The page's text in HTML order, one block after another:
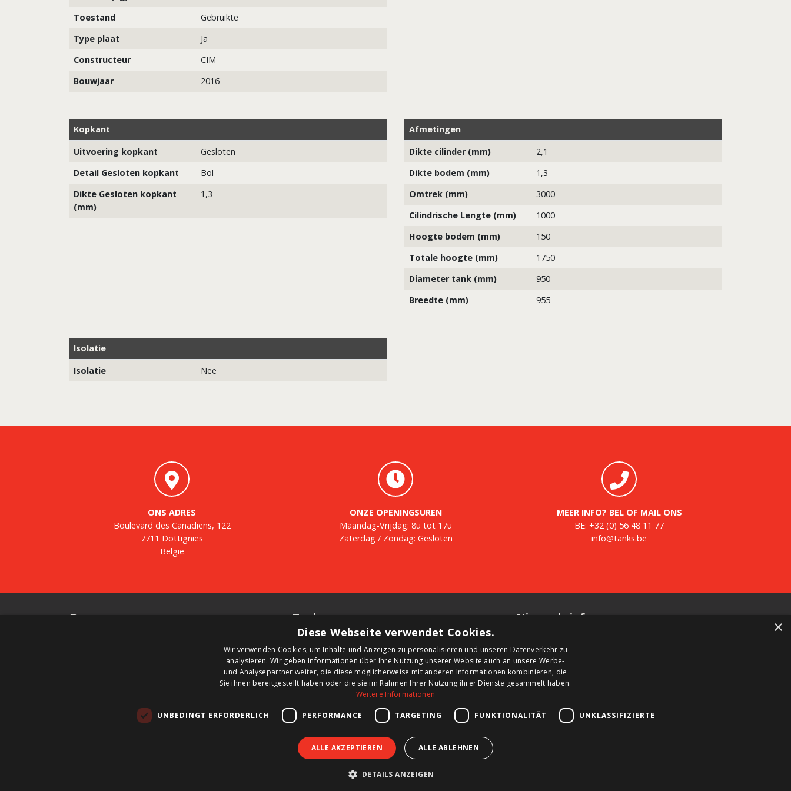
Toestand
Gebruikte
Type plaat
Ja
Constructeur
CIM
Bouwjaar
2016
Kopkant
Uitvoering kopkant
Gesloten
Detail Gesloten kopkant
Bol
Dikte Gesloten kopkant
(mm)
1,3
Afmetingen
Dikte cilinder (mm)
2,1
Dikte bodem (mm)
1,3
Omtrek (mm)
3000
Cilindrische Lengte (mm)
1000
Hoogte bodem (mm)
150
Totale hoogte (mm)
1750
Diameter tank (mm)
950
Breedte (mm)
955
Isolatie
Isolatie
Nee
ONS ADRES
Boulevard des Canadiens, 122
7711 Dottignies
België
ONZE OPENINGSUREN
Maandag-Vrijdag: 8u tot 17u
Zaterdag / Zondag: Gesloten
MEER INFO? BEL OF MAIL ONS
BE: +32 (0) 56 48 11 77
info@tanks.be
Over ons
in- en verkoop van gebruikte opslagtanks - met
zowat 2000 opslagtanks in voorraad. BTS Tank
Solutions past gebruikte tanks aan op maat en
Tanks
Tweedehands kopen
Nieuwe tank kopen
Tank huren
Tank verkopen
Aanpassingen aan uw tank
Nieuwsbrief
van nieuwe producten, belangrijk nieuws en straffe
aanbiedingen.
×
Diese Webseite verwendet Cookies.
Wir verwenden Cookies, um Inhalte und Anzeigen zu personalisieren und unseren Datenverkehr zu
analysieren. Wir geben Informationen über Ihre Nutzung unserer Website auch an unsere Werbe-
und Analysepartner weiter, die diese möglicherweise mit anderen Informationen kombinieren, die
Sie ihnen bereitgestellt haben oder die sie im Rahmen Ihrer Nutzung ihrer Dienste gesammelt haben.
Weitere Informationen
UNBEDINGT ERFORDERLICH PERFORMANCE TARGETING FUNKTIONALITÄT UNKLASSIFIZIERTE
ALLE AKZEPTIEREN ALLE ABLEHNEN
DETAILS ANZEIGEN